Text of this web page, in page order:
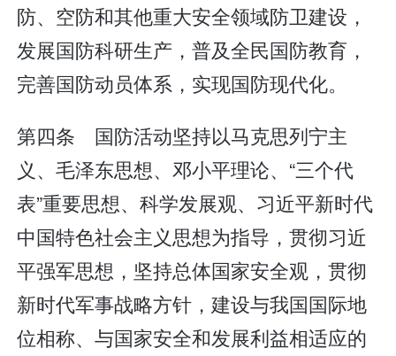
防、空防和其他重大安全领域防卫建设，
发展国防科研生产，普及全民国防教育，
完善国防动员体系，实现国防现代化。
第四条 国防活动坚持以马克思列宁主
义、毛泽东思想、邓小平理论、“三个代
表”重要思想、科学发展观、习近平新时代
中国特色社会主义思想为指导，贯彻习近
平强军思想，坚持总体国家安全观，贯彻
新时代军事战略方针，建设与我国国际地
位相称、与国家安全和发展利益相适应的